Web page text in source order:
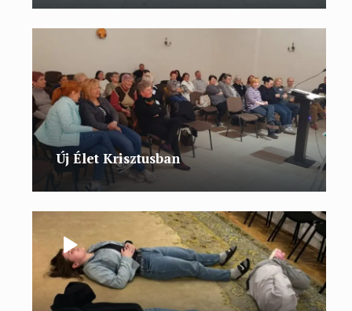
Új Élet Krisztusban